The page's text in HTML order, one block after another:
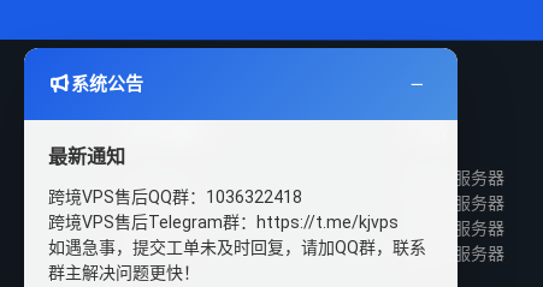
发展历程
企业文化
加入我们
国内云服务器
香港云服务器
日本云服务器
美国云服务器
系统公告
最新通知
跨境VPS售后QQ群：1036322418
跨境VPS售后Telegram群：https://t.me/kjvps
如遇急事，提交工单未及时回复，请加QQ群，联系
群主解决问题更快！